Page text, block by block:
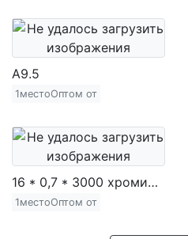
A9.5
1местоОптом от
16 * 0,7 * 3000 хромированная железная труба (720 г)
1местоОптом от